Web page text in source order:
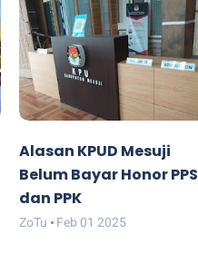
Alasan KPUD Mesuji
Belum Bayar Honor PPS
dan PPK
ZoTu Feb 01 2025